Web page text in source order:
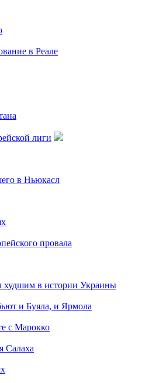
в Реале
лиги
в Ньюкасл
провала
худшим в истории Украины
и Буяла, и Ярмола
с Марокко
Салаха